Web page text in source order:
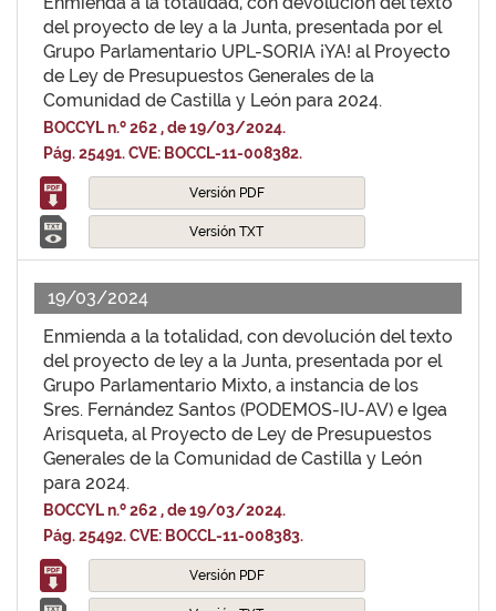
del proyecto de ley a la Junta, presentada por el
Grupo Parlamentario UPL-SORIA ¡YA! al Proyecto
de Ley de Presupuestos Generales de la
Comunidad de Castilla y León para 2024.
BOCCYL n.º 262 , de 19/03/2024.
Pág. 25491. CVE: BOCCL-11-008382.
Versión PDF
Versión TXT
19/03/2024
Enmienda a la totalidad, con devolución del texto
del proyecto de ley a la Junta, presentada por el
Grupo Parlamentario Mixto, a instancia de los
Sres. Fernández Santos (PODEMOS-IU-AV) e Igea
Arisqueta, al Proyecto de Ley de Presupuestos
Generales de la Comunidad de Castilla y León
para 2024.
BOCCYL n.º 262 , de 19/03/2024.
Pág. 25492. CVE: BOCCL-11-008383.
Versión PDF